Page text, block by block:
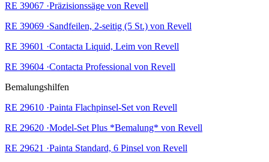
RE 39067 ·Präzisionssäge von Revell
RE 39069 ·Sandfeilen, 2-seitig (5 St.) von Revell
RE 39601 ·Contacta Liquid, Leim von Revell
RE 39604 ·Contacta Professional von Revell
Bemalungshilfen
RE 29610 ·Painta Flachpinsel-Set von Revell
RE 29620 ·Model-Set Plus *Bemalung* von Revell
RE 29621 ·Painta Standard, 6 Pinsel von Revell